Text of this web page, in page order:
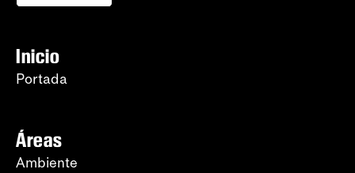
Inicio
Portada
Áreas
Ambiente